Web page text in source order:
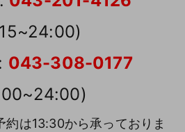
043-308-0177
約は13:30から承っておりま